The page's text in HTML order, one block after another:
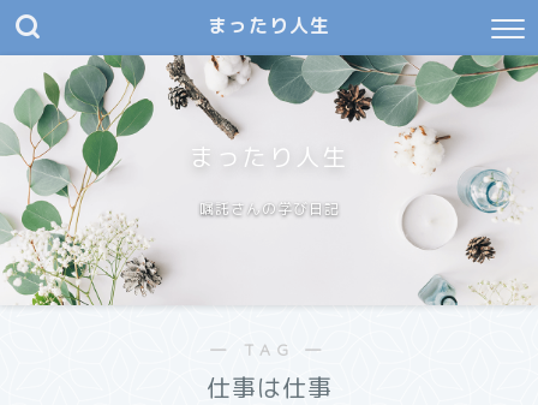
まったり人生
まったり人生
嘱託さんの学び日記
― TAG ―
仕事は仕事